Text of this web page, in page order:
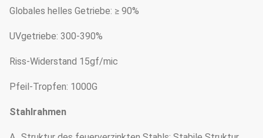
Globales helles Getriebe: ≥ 90%
UVgetriebe: 300-390%
Riss-Widerstand 15gf/mic
Pfeil-Tropfen: 1000G
Stahlrahmen